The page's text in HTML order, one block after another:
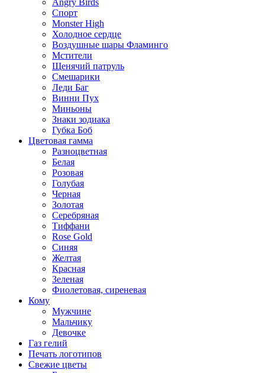
Спорт
Monster High
Холодное сердце
Воздушные шары Фламинго
Мстители
Щенячий патруль
Смешарики
Леди Баг
Винни Пух
Миньоны
Знаки зодиака
Губка Боб
Цветовая гамма
Разноцветная
Белая
Розовая
Голубая
Черная
Золотая
Серебряная
Тиффани
Rose Gold
Синяя
Желтая
Красная
Зеленая
Фиолетовая, сиреневая
Кому
Мужчине
Мальчику
Девочке
Газ гелий
Печать логотипов
Свежие цветы